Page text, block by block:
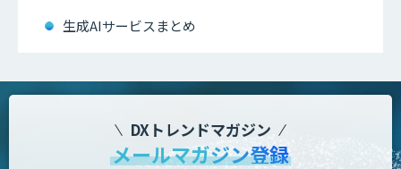
生成AIサービスまとめ
DXトレンドマガジン
メールマガジン登録